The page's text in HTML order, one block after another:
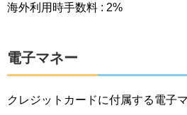
海外利用時手数料 : 2%
電子マネー
クレジットカードに付属する電子